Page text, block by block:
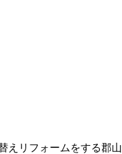
えリフォームをする郡